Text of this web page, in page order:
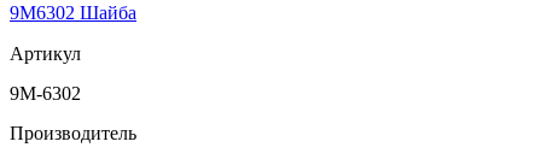
9M6302 Шайба
Артикул
9M-6302
Производитель